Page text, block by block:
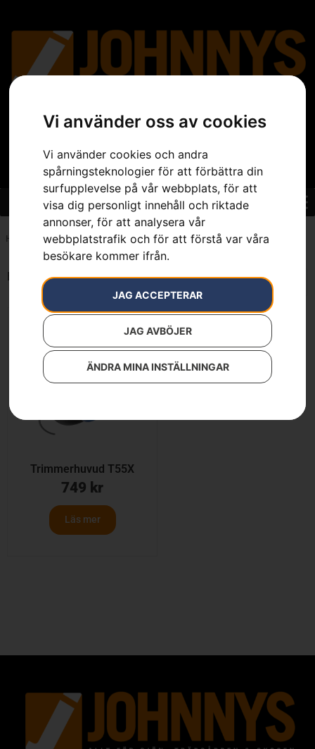
Vi använder oss av cookies
Vi använder cookies och andra
spårningsteknologier för att förbättra din
surfupplevelse på vår webbplats, för att
visa dig personligt innehåll och riktade
annonser, för att analysera vår
webbplatstrafik och för att förstå var våra
besökare kommer ifrån.
JAG ACCEPTERAR
JAG AVBÖJER
ÄNDRA MINA INSTÄLLNINGAR
Hem 7391883725788
Endast ett sökresultat
Trimmerhuvud T55X
749 kr
Läs mer